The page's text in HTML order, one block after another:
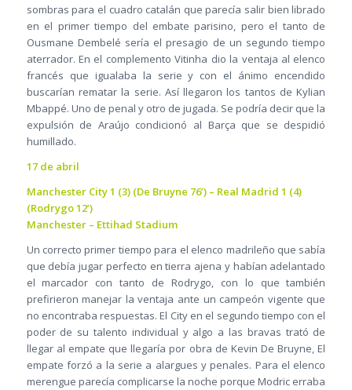
sombras para el cuadro catalán que parecía salir bien librado
en el primer tiempo del embate parisino, pero el tanto de
Ousmane Dembelé sería el presagio de un segundo tiempo
aterrador. En el complemento Vitinha dio la ventaja al elenco
francés que igualaba la serie y con el ánimo encendido
buscarían rematar la serie. Así llegaron los tantos de Kylian
Mbappé. Uno de penal y otro de jugada. Se podría decir que la
expulsión de Araújo condicionó al Barça que se despidió
humillado.
17 de abril
Manchester City 1 (3) (De Bruyne 76’) – Real Madrid 1 (4)
(Rodrygo 12’)
Manchester – Ettihad Stadium
Un correcto primer tiempo para el elenco madrileño que sabía
que debía jugar perfecto en tierra ajena y habían adelantado
el marcador con tanto de Rodrygo, con lo que también
prefirieron manejar la ventaja ante un campeón vigente que
no encontraba respuestas. El City en el segundo tiempo con el
poder de su talento individual y algo a las bravas trató de
llegar al empate que llegaría por obra de Kevin De Bruyne, El
empate forzó a la serie a alargues y penales. Para el elenco
merengue parecía complicarse la noche porque Modric erraba